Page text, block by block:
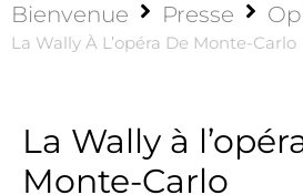
Bienvenue Presse
La Wally À L’opéra De Monte-Carlo
La Wally à
Monte-Carlo